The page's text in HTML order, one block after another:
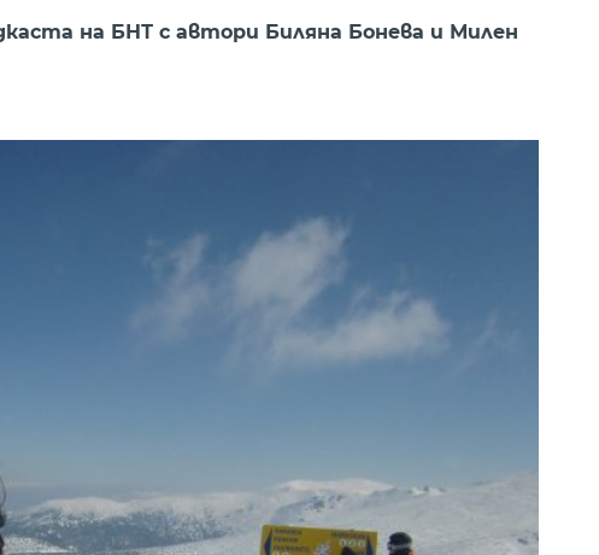
на БНТ с автори Биляна Бонева и Милен